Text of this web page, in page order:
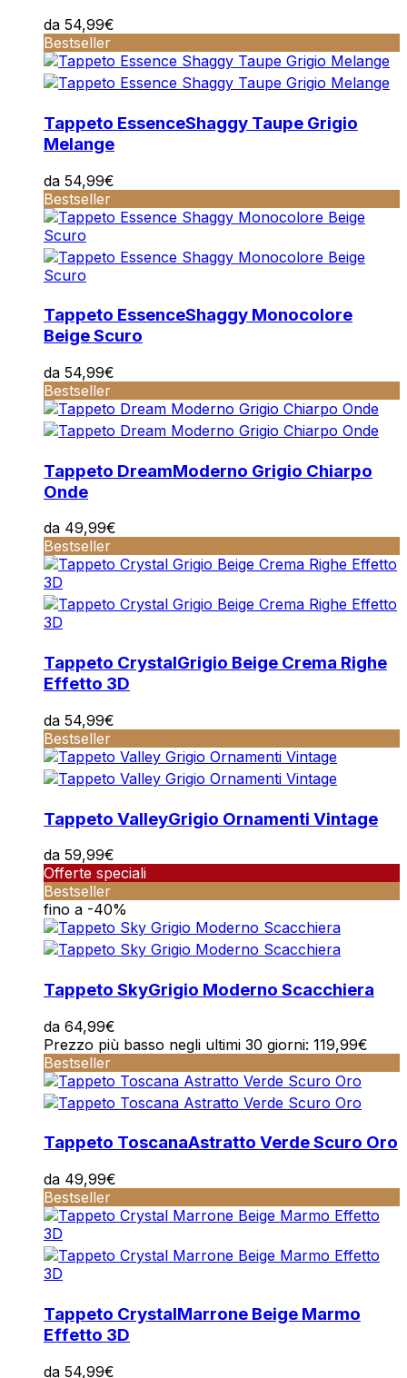
da 54,99€
Bestseller
Tappeto EssenceShaggy Taupe Grigio
Melange
da 54,99€
Bestseller
Tappeto EssenceShaggy Monocolore
Beige Scuro
da 54,99€
Bestseller
Tappeto DreamModerno Grigio Chiarpo
Onde
da 49,99€
Bestseller
Tappeto CrystalGrigio Beige Crema Righe
Effetto 3D
da 54,99€
Bestseller
Tappeto ValleyGrigio Ornamenti Vintage
da 59,99€
Offerte speciali
Bestseller
fino a -40%
Tappeto SkyGrigio Moderno Scacchiera
da 64,99€
Prezzo più basso negli ultimi 30 giorni: 119,99€
Bestseller
Tappeto ToscanaAstratto Verde Scuro Oro
da 49,99€
Bestseller
Tappeto CrystalMarrone Beige Marmo
Effetto 3D
da 54,99€